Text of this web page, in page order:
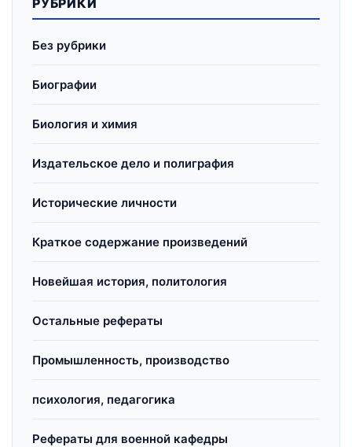
РУБРИКИ
Без рубрики
Биографии
Биология и химия
Издательское дело и полиграфия
Исторические личности
Краткое содержание произведений
Новейшая история, политология
Остальные рефераты
Промышленность, производство
психология, педагогика
Рефераты для военной кафедры